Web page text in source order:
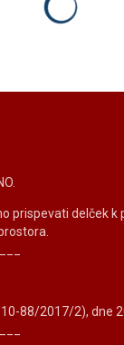
prispevati delček k
88/2017/2), dne